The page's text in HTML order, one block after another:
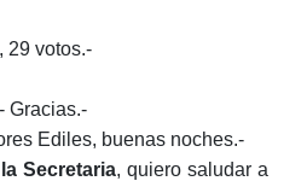
29 votos.-
Gracias.-
Ediles, buenas noches.-
Secretaria, quiero saludar a